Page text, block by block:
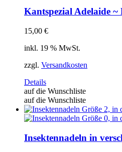
Kantspezial Adelaide
15,00 €
inkl. 19 % MwSt.
zzgl. Versandkosten
Details
auf die Wunschliste
auf die Wunschliste
Insektennadeln in